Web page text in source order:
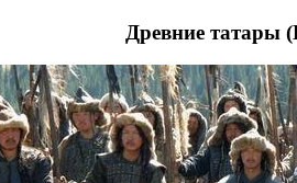
Древние